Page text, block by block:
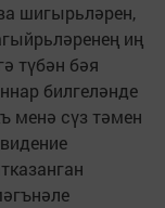
шигырьләрен,
иң
түбән бәя
билгеләнде
менә сүз тәмен